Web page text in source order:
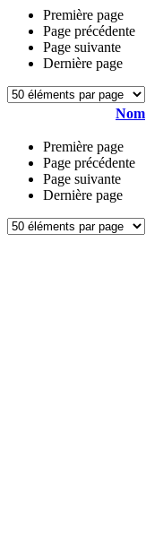
Première page
Page précédente
Page suivante
Dernière page
Nom
Première page
Page précédente
Page suivante
Dernière page